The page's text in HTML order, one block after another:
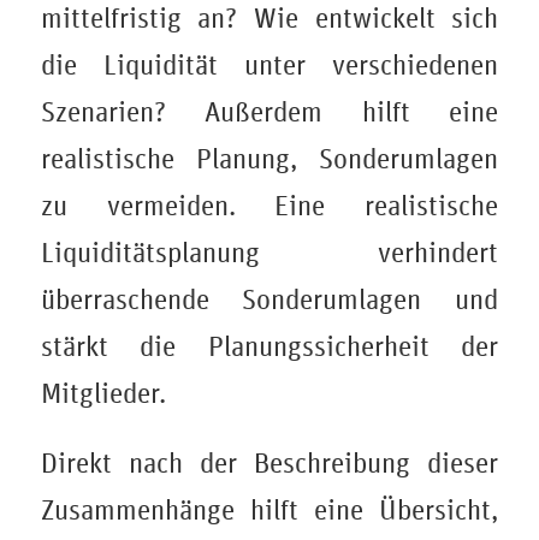
mittelfristig an? Wie entwickelt sich
die Liquidität unter verschiedenen
Szenarien? Außerdem hilft eine
realistische Planung, Sonderumlagen
zu vermeiden. Eine realistische
Liquiditätsplanung verhindert
überraschende Sonderumlagen und
stärkt die Planungssicherheit der
Mitglieder.
Direkt nach der Beschreibung dieser
Zusammenhänge hilft eine Übersicht,